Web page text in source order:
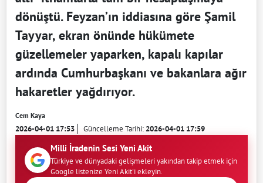
dönüştü. Feyzan’ın iddiasına göre Şamil
Tayyar, ekran önünde hükümete
güzellemeler yaparken, kapalı kapılar
ardında Cumhurbaşkanı ve bakanlara ağır
hakaretler yağdırıyor.
Cem Kaya
2026-04-01 17:53 Güncelleme Tarihi:2026-04-01 17:59
Milli İradenin Sesi Yeni Akit
Türkiye ve dünyadaki gelişmeleri yakından takip etmek için
Google listenize Yeni Akit'i ekleyin.